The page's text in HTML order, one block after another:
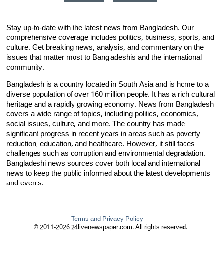
Stay up-to-date with the latest news from Bangladesh. Our
comprehensive coverage includes politics, business, sports, and
culture. Get breaking news, analysis, and commentary on the
issues that matter most to Bangladeshis and the international
community.
Bangladesh is a country located in South Asia and is home to a
diverse population of over 160 million people. It has a rich cultural
heritage and a rapidly growing economy. News from Bangladesh
covers a wide range of topics, including politics, economics,
social issues, culture, and more. The country has made
significant progress in recent years in areas such as poverty
reduction, education, and healthcare. However, it still faces
challenges such as corruption and environmental degradation.
Bangladeshi news sources cover both local and international
news to keep the public informed about the latest developments
and events.
Terms and Privacy Policy
© 2011-2026 24livenewspaper.com. All rights reserved.